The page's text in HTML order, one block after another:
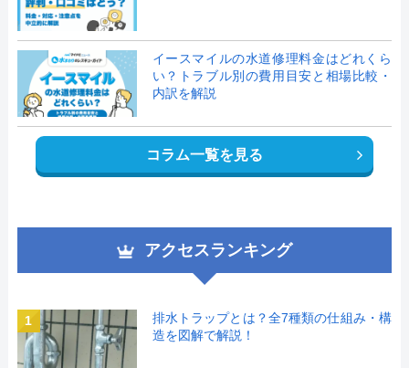
イースマイルの水道修理料金はどれくら
い？トラブル別の費用目安と相場比較・
内訳を解説
コラム一覧を見る
アクセスランキング
1
排水トラップとは？全7種類の仕組み・構
造を図解で解説！